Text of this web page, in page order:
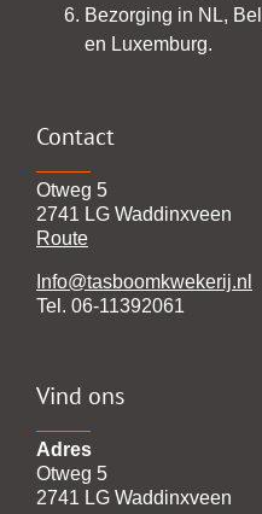
Bezorging in NL,
en Luxemburg.
Contact
Otweg 5
2741 LG Waddinxveen
Route
Info@tasboomkwekerij.nl
Tel. 06-11392061
Vind ons
Adres
Otweg 5
2741 LG Waddinxveen